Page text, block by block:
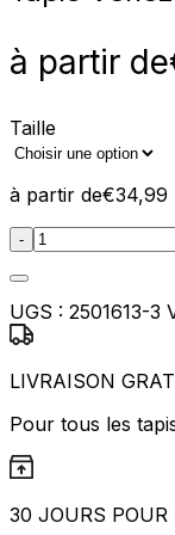
à partir de
Taille
à partir de€34,99
:product_name
-
UGS : 2501613-3
LIVRAISON
Pour tous les
30 JOURS POUR